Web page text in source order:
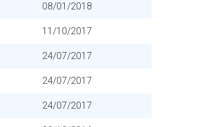
08/01/2018
11/10/2017
24/07/2017
24/07/2017
24/07/2017